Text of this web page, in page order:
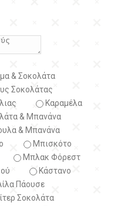
& Σοκολάτα
Σοκολάτας
Καραμέλα
& Μπανάνα
& Μπανάνα
Μπισκότο
Μπλακ Φόρεστ
Κάστανο
Πάουσε
Σοκολάτα